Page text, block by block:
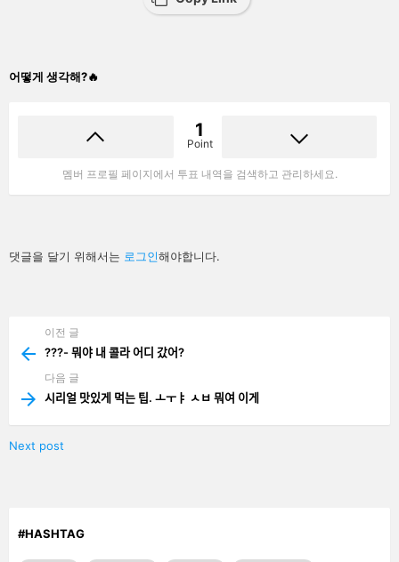
어떻게 생각해?🔥
1
Point
멤버 프로필 페이지에서 투표 내역을 검색하고 관리하세요.
답
글
댓글을 달기 위해서는 로그인해야합니다.
more
이전 글
???- 뭐야 내 콜라 어디 갔어?
다음 글
시리얼 맛있게 먹는 팁. ㅗㅜㅑ ㅅㅂ 뭐여 이게
Next post
#HASHTAG